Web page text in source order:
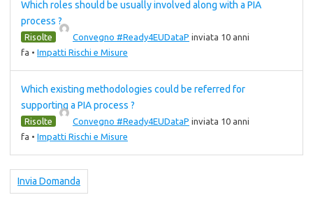
Which roles should be usually involved along with a PIA
process ?
Risolte Convegno #Ready4EUDataP inviata 10 anni
fa • Impatti Rischi e Misure
Which existing methodologies could be referred for
supporting a PIA process ?
Risolte Convegno #Ready4EUDataP inviata 10 anni
fa • Impatti Rischi e Misure
Invia Domanda